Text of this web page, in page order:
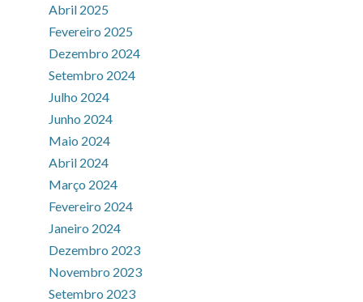
Abril 2025
Fevereiro 2025
Dezembro 2024
Setembro 2024
Julho 2024
Junho 2024
Maio 2024
Abril 2024
Março 2024
Fevereiro 2024
Janeiro 2024
Dezembro 2023
Novembro 2023
Setembro 2023